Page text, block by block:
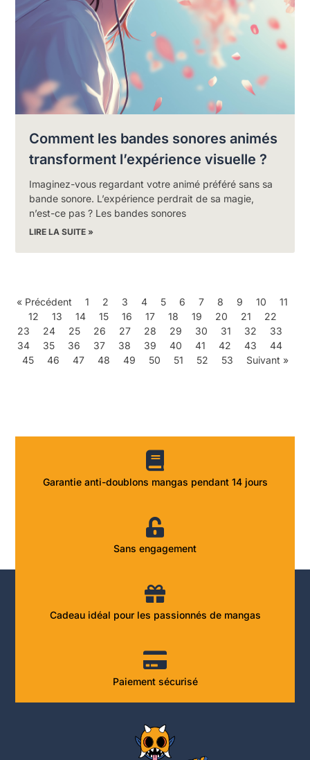
Comment les bandes sonores animés
transforment l’expérience visuelle ?
Imaginez-vous regardant votre animé préféré sans sa
bande sonore. L’expérience perdrait de sa magie,
n’est-ce pas ? Les bandes sonores
LIRE LA SUITE »
« Précédent 1 2 3 4 5 6 7 8 9 10
11
12
13 14 15 16 17 18 19 20 21
22
23
24 25 26 27 28 29 30 31 32
33
34
35 36 37 38 39 40 41 42 43
44
45
46 47 48 49 50 51 52 53 Suivant »
Garantie anti-doublons mangas pendant 14 jours
Sans engagement
Cadeau idéal pour les passionnés de mangas
Paiement sécurisé